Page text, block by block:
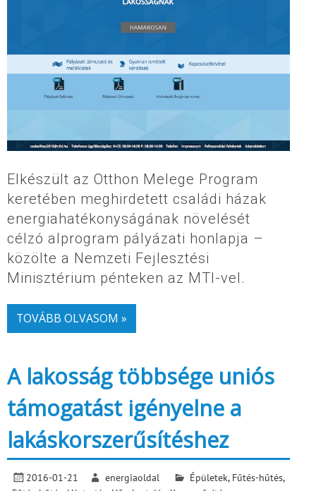
Elkészült az Otthon Melege Program
keretében meghirdetett családi házak
energiahatékonyságának növelését
célzó alprogram pályázati honlapja –
közölte a Nemzeti Fejlesztési
Minisztérium pénteken az MTI-vel.
TOVÁBB OLVASOM »
A lakosság többsége uniós
támogatást igényelne a
lakáskorszerűsítéshez
2016-01-21 energiaoldal Épületek, Fűtés-hűtés,